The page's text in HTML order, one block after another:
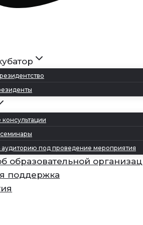
аудиторию под проведение мероприятия
образовательной
поддержка